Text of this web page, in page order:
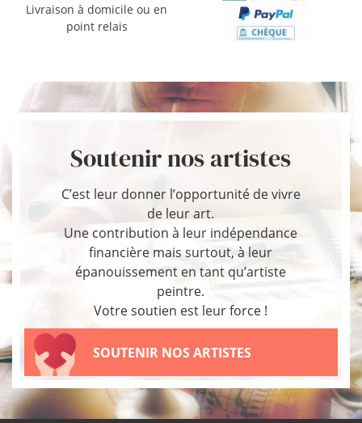
Livraison à domicile ou en
point relais
Soutenir nos artistes
C’est leur donner l’opportunité de vivre
de leur art.
Une contribution à leur indépendance
financière mais surtout, à leur
épanouissement en tant qu’artiste
peintre.
Votre soutien est leur force !
SOUTENIR NOS ARTISTES